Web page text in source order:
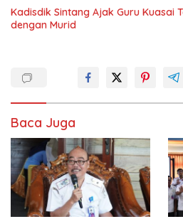
Kadisdik Sintang Ajak Guru Kuasai
dengan Murid
Baca Juga